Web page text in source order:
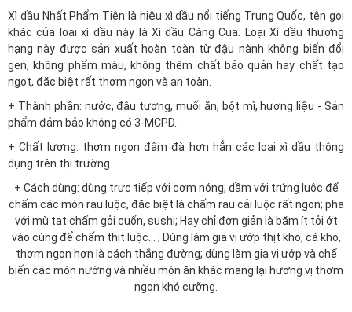
Xì dầu Nhất Phẩm Tiên là hiệu xì dầu nổi tiếng Trung Quốc, tên gọi
khác của loại xì dầu này là Xì dầu Càng Cua. Loại Xì dầu thượng
hạng này được sản xuất hoàn toàn từ đậu nành không biến đổi
gen, không phẩm màu, không thêm chất bảo quản hay chất tạo
ngọt, đặc biệt rất thơm ngon và an toàn.
+ Thành phần: nước, đậu tương, muối ăn, bột mì, hương liệu - Sản
phẩm đảm bảo không có 3-MCPD.
+ Chất lượng: thơm ngon đậm đà hơn hẳn các loại xì dầu thông
dụng trên thị trường.
+ Cách dùng: dùng trực tiếp với cơm nóng; dầm với trứng luộc để
chấm các món rau luộc, đặc biệt là chấm rau cải luộc rất ngon; pha
với mù tạt chấm gỏi cuốn, sushi; Hay chỉ đơn giản là băm ít tỏi ớt
vào cùng để chấm thịt luộc... ; Dùng làm gia vị ướp thịt kho, cá kho,
thơm ngon hơn là cách thắng đường; dùng làm gia vị ướp và chế
biến các món nướng và nhiều món ăn khác mang lại hương vị thơm
ngon khó cưỡng.